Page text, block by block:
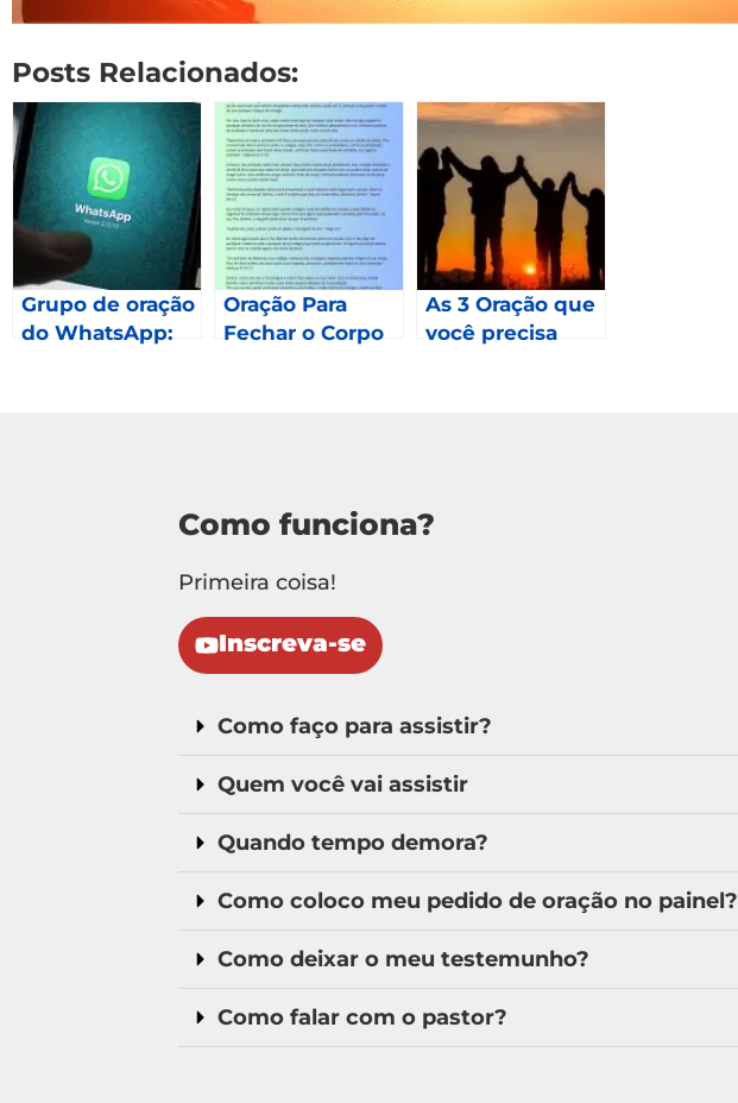
Posts Relacionados:
Grupo de oração
do WhatsApp:
Oração Para
Fechar o Corpo
As 3 Oração que
você precisa
Como funciona?
Primeira coisa!
Inscreva-se
Como faço para assistir?
Quem você vai assistir
Quando tempo demora?
Como coloco meu pedido de oração no painel?
Como deixar o meu testemunho?
Como falar com o pastor?